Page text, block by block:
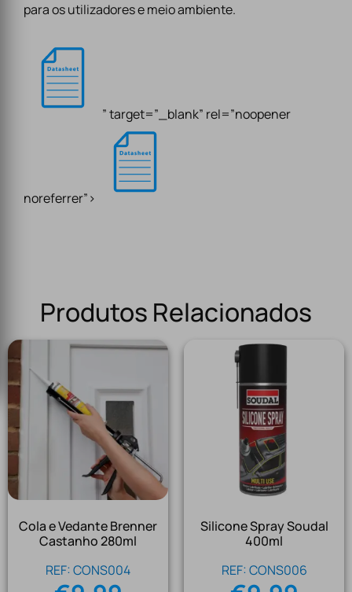
para os utilizadores e meio ambiente.
” target=”_blank” rel=”noopener
noreferrer”>
Produtos Relacionados
Cola e Vedante Brenner
Castanho 280ml
REF: CONS004
Silicone Spray Soudal
400ml
REF: CONS006